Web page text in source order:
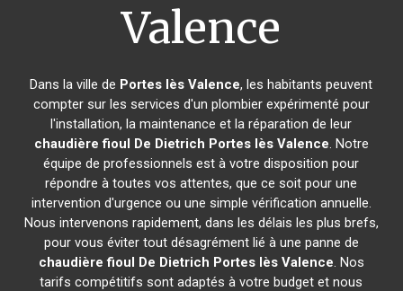
Valence
Dans la ville de Portes lès Valence, les habitants peuvent
compter sur les services d'un plombier expérimenté pour
l'installation, la maintenance et la réparation de leur
chaudière fioul De Dietrich Portes lès Valence. Notre
équipe de professionnels est à votre disposition pour
répondre à toutes vos attentes, que ce soit pour une
intervention d'urgence ou une simple vérification annuelle.
Nous intervenons rapidement, dans les délais les plus brefs,
pour vous éviter tout désagrément lié à une panne de
chaudière fioul De Dietrich Portes lès Valence. Nos
tarifs compétitifs sont adaptés à votre budget et nous